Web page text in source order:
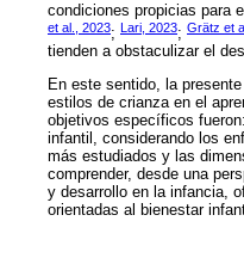
condiciones propicias para
et al., 2023; Lari, 2023; Grätz et
tienden a obstaculizar el
En este sentido, la
estilos de crianza en el
objetivos específicos
infantil, considerando los
más estudiados y las
comprender, desde una
y desarrollo en la infancia,
orientadas al bienestar